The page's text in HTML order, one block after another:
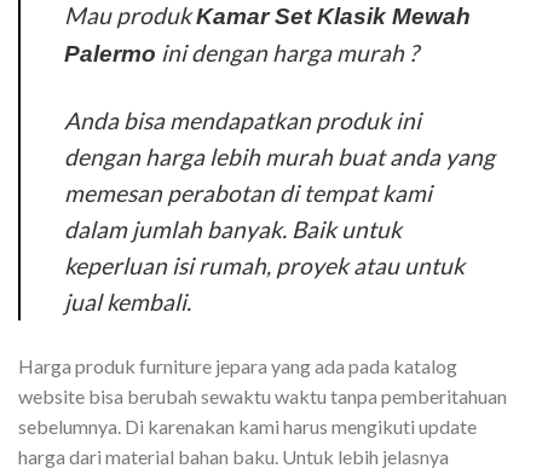
Mau produkKamar Set Klasik Mewah
Palermo ini dengan harga murah ?
Anda bisa mendapatkan produk ini
dengan harga lebih murah buat anda yang
memesan perabotan di tempat kami
dalam jumlah banyak. Baik untuk
keperluan isi rumah, proyek atau untuk
jual kembali.
Harga produk furniture jepara yang ada pada katalog
website bisa berubah sewaktu waktu tanpa pemberitahuan
sebelumnya. Di karenakan kami harus mengikuti update
harga dari material bahan baku. Untuk lebih jelasnya